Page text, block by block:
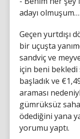
adayı olmuşum…
Geçen yurtdışı
bir uçuşta
sandviç ve
için beni bekledi
başladık ve
araması
gümrüksüz
ödediğini yana
yorumu yaptı.